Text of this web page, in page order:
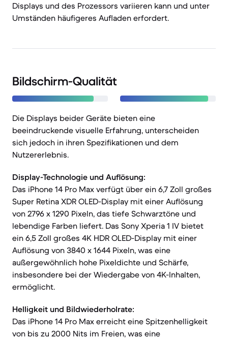
Displays und des Prozessors variieren kann und unter
Umständen häufigeres Aufladen erfordert.
Bildschirm-Qualität
Die Displays beider Geräte bieten eine
beeindruckende visuelle Erfahrung, unterscheiden
sich jedoch in ihren Spezifikationen und dem
Nutzererlebnis.
Display-Technologie und Auflösung:
Das iPhone 14 Pro Max verfügt über ein 6,7 Zoll großes
Super Retina XDR OLED-Display mit einer Auflösung
von 2796 x 1290 Pixeln, das tiefe Schwarztöne und
lebendige Farben liefert. Das Sony Xperia 1 IV bietet
ein 6,5 Zoll großes 4K HDR OLED-Display mit einer
Auflösung von 3840 x 1644 Pixeln, was eine
außergewöhnlich hohe Pixeldichte und Schärfe,
insbesondere bei der Wiedergabe von 4K-Inhalten,
ermöglicht.
Helligkeit und Bildwiederholrate:
Das iPhone 14 Pro Max erreicht eine Spitzenhelligkeit
von bis zu 2000 Nits im Freien, was eine